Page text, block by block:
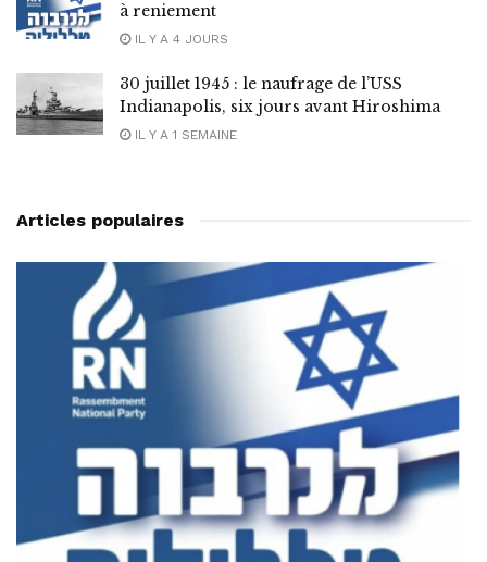
à reniement
IL Y A 4 JOURS
30 juillet 1945 : le naufrage de l’USS
Indianapolis, six jours avant Hiroshima
IL Y A 1 SEMAINE
Articles populaires